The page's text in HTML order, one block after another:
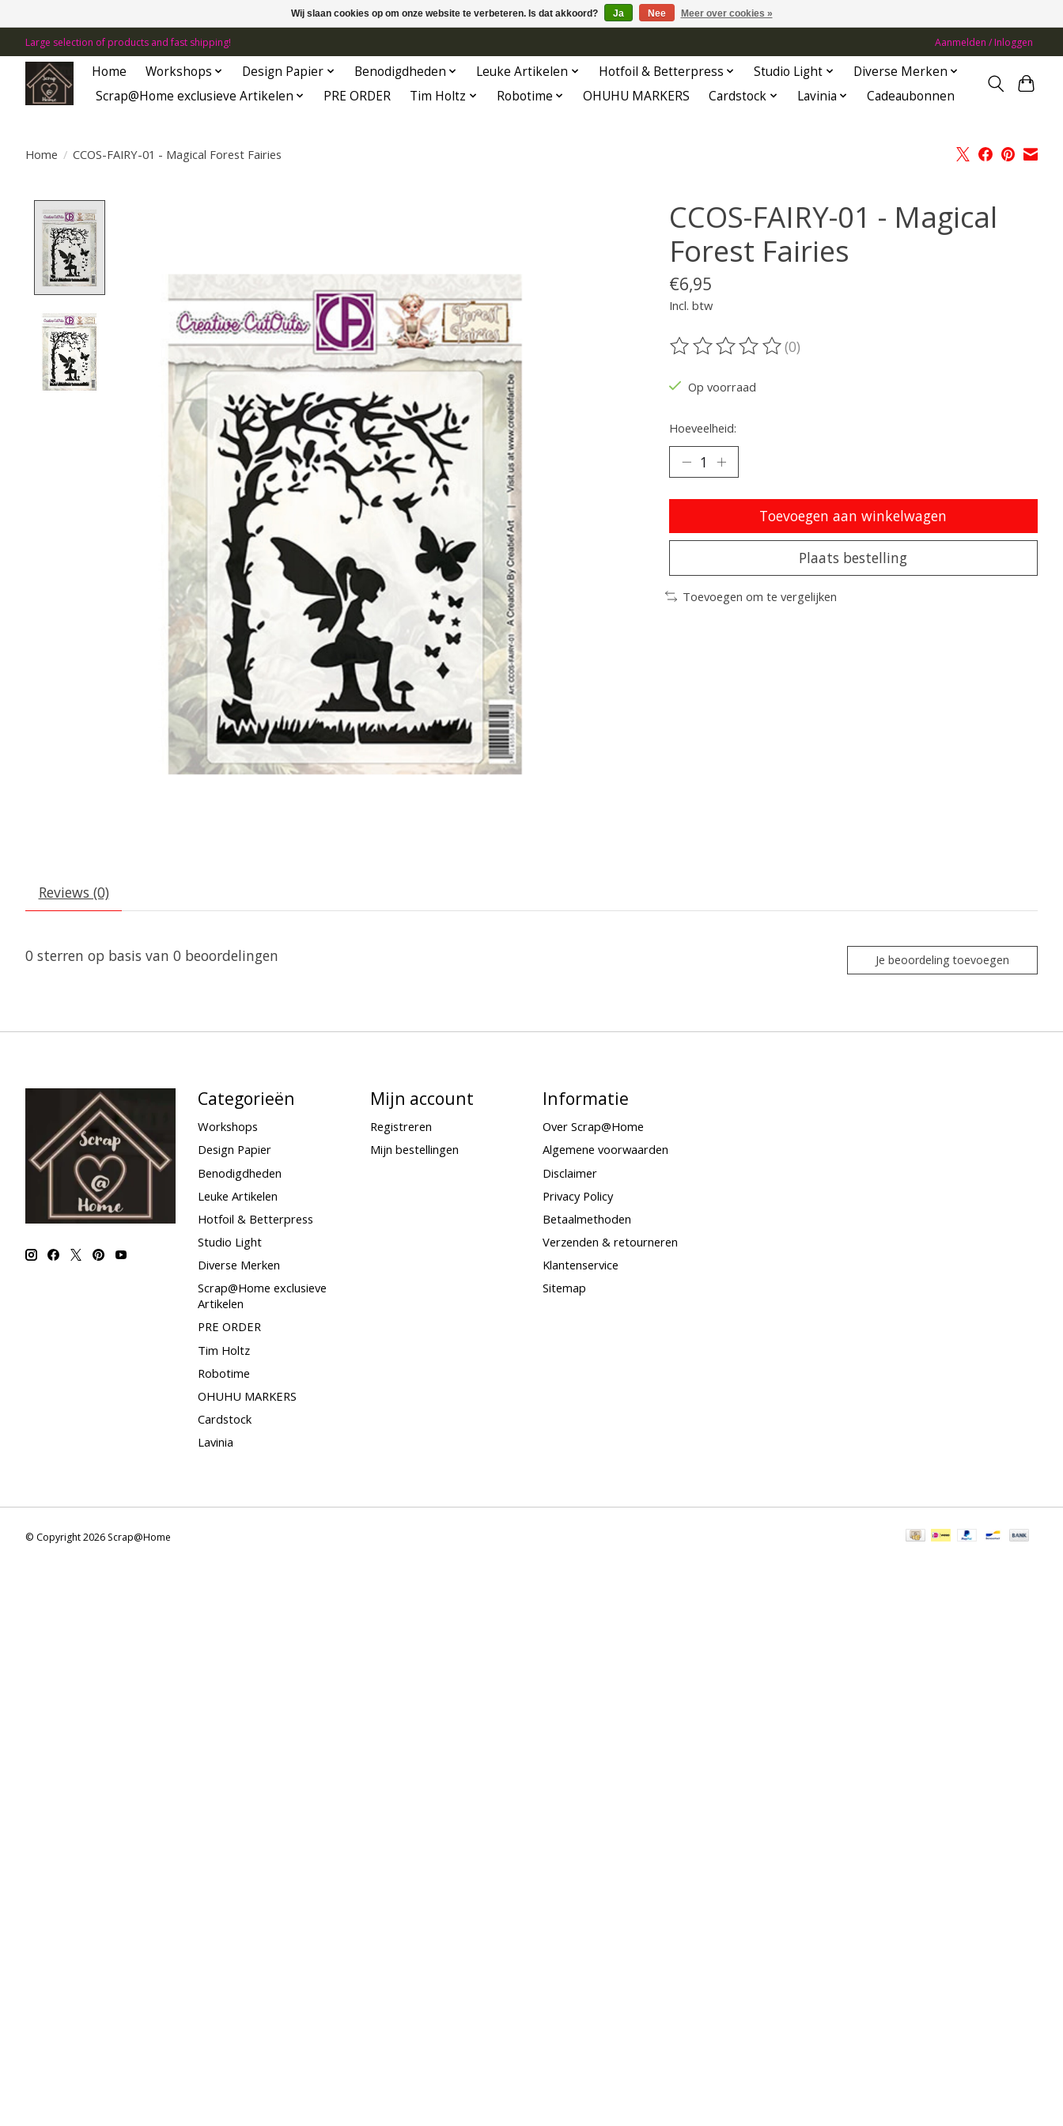
Large selection of products and fast shipping! Aanmelden / Inloggen
Home Workshops Design Papier Benodigdheden Leuke Artikelen Hotfoil & Betterpress Studio Light
Diverse Merken
Scrap@Home exclusieve Artikelen
PRE ORDER Tim Holtz Robotime OHUHU MARKERS Cardstock Lavinia Cadeaubonnen
Home / CCOS-FAIRY-01 - Magical Forest Fairies
CCOS-FAIRY-01 - Magical
Forest Fairies
€6,95
Incl. btw
De beoordeling van dit product is
(0)
Op voorraad
Hoeveelheid:
Toevoegen aan winkelwagen
Plaats bestelling
Toevoegen om te vergelijken
Reviews (0)
0 sterren op basis van 0 beoordelingen Je beoordeling toevoegen
Categorieën
Workshops
Design Papier
Benodigdheden
Leuke Artikelen
Hotfoil & Betterpress
Studio Light
Diverse Merken
Scrap@Home exclusieve
Artikelen
PRE ORDER
Tim Holtz
Robotime
OHUHU MARKERS
Cardstock
Lavinia
Mijn account
Registreren
Mijn bestellingen
Informatie
Over Scrap@Home
Algemene voorwaarden
Disclaimer
Privacy Policy
Betaalmethoden
Verzenden & retourneren
Klantenservice
Sitemap
© Copyright 2026 Scrap@Home
Wij slaan cookies op om onze website te verbeteren. Is dat akkoord? Ja Nee Meer over cookies »